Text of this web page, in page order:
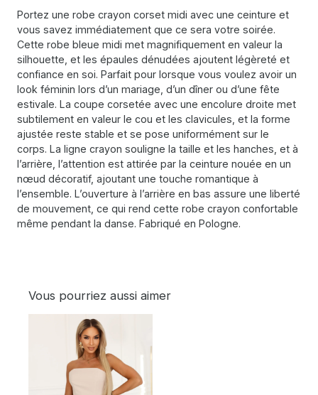
Portez une robe crayon corset midi avec une ceinture et
vous savez immédiatement que ce sera votre soirée.
Cette robe bleue midi met magnifiquement en valeur la
silhouette, et les épaules dénudées ajoutent légèreté et
confiance en soi. Parfait pour lorsque vous voulez avoir un
look féminin lors d’un mariage, d’un dîner ou d’une fête
estivale. La coupe corsetée avec une encolure droite met
subtilement en valeur le cou et les clavicules, et la forme
ajustée reste stable et se pose uniformément sur le
corps. La ligne crayon souligne la taille et les hanches, et à
l’arrière, l’attention est attirée par la ceinture nouée en un
nœud décoratif, ajoutant une touche romantique à
l’ensemble. L’ouverture à l’arrière en bas assure une liberté
de mouvement, ce qui rend cette robe crayon confortable
même pendant la danse. Fabriqué en Pologne.
Vous pourriez aussi aimer